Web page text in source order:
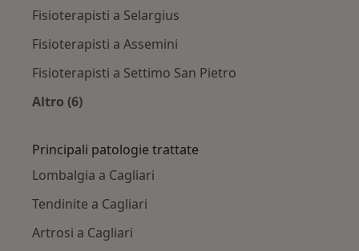
Fisioterapisti a Selargius
Fisioterapisti a Assemini
Fisioterapisti a Settimo San Pietro
Altro (6)
Principali patologie trattate
Lombalgia a Cagliari
Tendinite a Cagliari
Artrosi a Cagliari